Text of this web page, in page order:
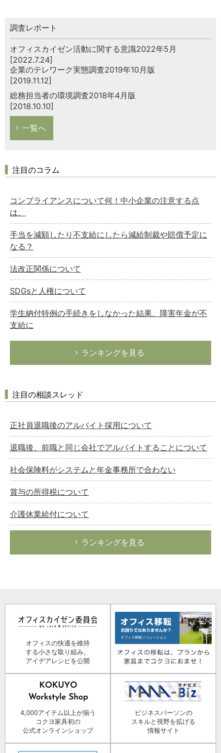
調査レポート
オフィスカイゼン活動に関する意識2022年5月
[2022.7.24]
企業のテレワーク実態調査2019年10月版
[2019.11.12]
総務担当者の環境調査2018年4月版
[2018.10.10]
一覧へ
注目のコラム
コンプライアンスについて何！中小企業の注意する点
は、
手当を減額したり不支給にしたら減給制裁や賠償予定に
なる？
法改正関係について
SDGsと人権について
学生納付特例の手続きをしなかった結果、障害年金が不
支給に
ランキングを見る
注目の相談スレッド
正社員退職後のアルバイト採用について
退職後、前職と同じ会社でアルバイトすることについて
社会保険料がシステムと年金事務所で合わない
賞与の所得税について
介護休業給付について
ランキングを見る
オフィスの快適を維持
する小さな取り組み。
アイデアレシピを公開
4,000アイテム以上が揃う
コクヨ家具初の
公式オンラインショップ
ビジネスパーソンの
スキルと視野を拡げる
情報サイト